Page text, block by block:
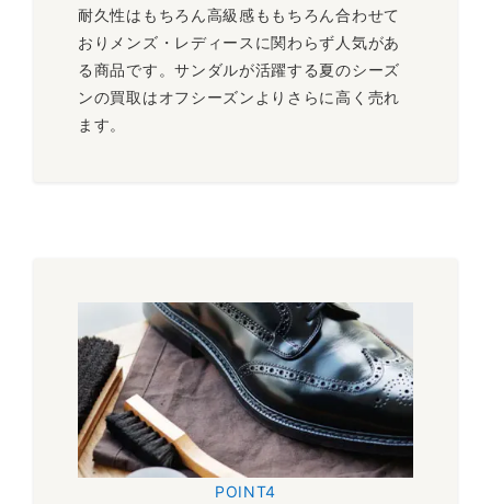
耐久性はもちろん高級感ももちろん合わせて
おりメンズ・レディースに関わらず人気があ
る商品です。サンダルが活躍する夏のシーズ
ンの買取はオフシーズンよりさらに高く売れ
ます。
POINT4